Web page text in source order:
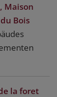
Maison
Bois
la foret